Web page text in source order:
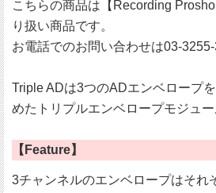
こちらの商品は【Recording
り扱い商品です。
お電話でのお問い合わせは03-3255-
Triple ADは3つのADエンベロープ
めたトリプルエンベロープモジュー
【Feature】
3チャンネルのエンベロープはそれ